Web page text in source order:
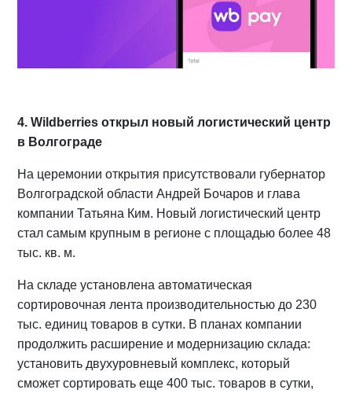
4. Wildberries открыл новый логистический центр
в Волгограде
На церемонии открытия присутствовали губернатор
Волгоградской области Андрей Бочаров и глава
компании Татьяна Ким. Новый логистический центр
стал самым крупным в регионе с площадью более 48
тыс. кв. м.
На складе установлена автоматическая
сортировочная лента производительностью до 230
тыс. единиц товаров в сутки. В планах компании
продолжить расширение и модернизацию склада:
установить двухуровневый комплекс, который
сможет сортировать еще 400 тыс. товаров в сутки,